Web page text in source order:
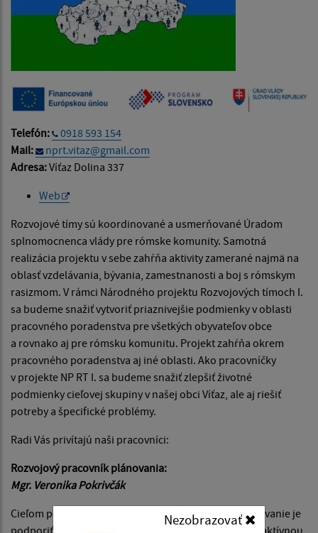
Nezobrazovať
Telefón:
0918 593 154
Mail:
nprt.vitaz@gmail.com
Adresa:Víťaz Dolina 337
Web
Rozvojové tímy sú koordinované a usmerňované Úradom
splnomocnenca vlády pre rómske komunity. Samotná
realizácia projektu v sebe zahŕňa aktivity zamerané najmä na
oblasť vzdelávania, bývania, zamestnanosti a boj s rómskym
rasizmom. V rámci Národného projektu Rozvojových tímoch I.
sa budeme snažiť vytvoriť priaznivejšie podmienky v oblasti
pracovného poradenstva pre všetkých obyvateľov obce
a rovnako aj pre rómsku komunitu. Projekt zahŕňa okrem
pracovného poradenstva aj iné oblasti. Ako pracovníčky
v projekte NP RT I. sa budeme snažiť zlepšiť životné
podmienky cieľovej skupiny v našej obci Víťaz, ale aj riešiť
potreby a špecifické problémy.
Radi Vás privítajú naši pracovníci:
Rozvojový pracovník plánovania:
Mgr. Veronika Pokrivčák
Cieľom pôsobenia Rozvojového pracovníka pre plánovanie je
podporiť zvýšenie životnej úrovne sídelnej komunity aktívnou